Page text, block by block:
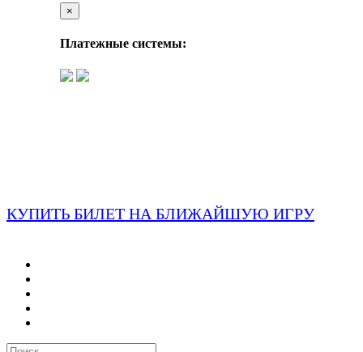
×
Платежные системы:
КУПИТЬ БИЛЕТ НА БЛИЖАЙШУЮ ИГРУ